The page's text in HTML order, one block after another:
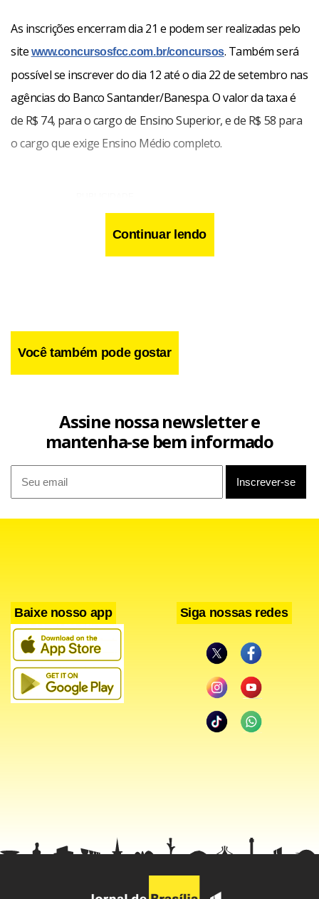
As inscrições encerram dia 21 e podem ser realizadas pelo
site www.concursosfcc.com.br/concursos. Também será
possível se inscrever do dia 12 até o dia 22 de setembro nas
agências do Banco Santander/Banespa. O valor da taxa é
de R$ 74, para o cargo de Ensino Superior, e de R$ 58 para
o cargo que exige Ensino Médio completo.
Continuar lendo
Você também pode gostar
Assine nossa newsletter e
mantenha-se bem informado
Baixe nosso app Siga nossas redes